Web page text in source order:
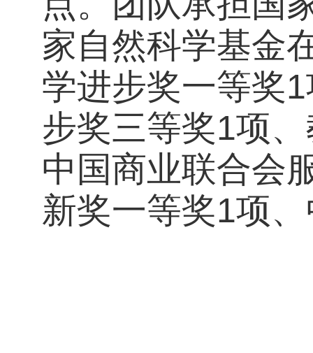
家自然科学基金
学进步奖一等奖
步奖三等奖1项
中国商业联合会
新奖一等奖1项